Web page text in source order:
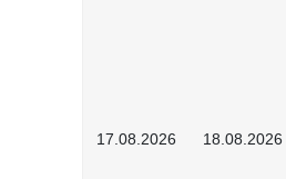
17.08.2026 18.08.2026